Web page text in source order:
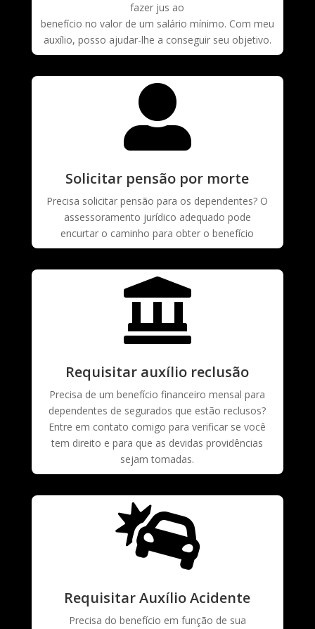
fazer jus ao
benefício no valor de um salário mínimo. Com meu
auxílio, posso ajudar-lhe a conseguir seu objetivo.

Solicitar pensão por morte
Precisa solicitar pensão para os dependentes? O
assessoramento jurídico adequado pode
encurtar o caminho para obter o benefício

Requisitar auxílio reclusão
Precisa de um benefício financeiro mensal para
dependentes de segurados que estão reclusos?
Entre em contato comigo para verificar se você
tem direito e para que as devidas providências
sejam tomadas.

Requisitar Auxílio Acidente
Precisa do benefício em função de sua